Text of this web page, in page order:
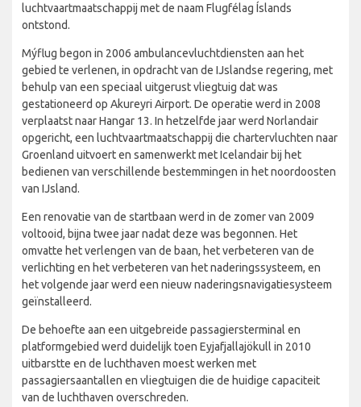
luchtvaartmaatschappij met de naam Flugfélag Íslands
ontstond.
Mýflug begon in 2006 ambulancevluchtdiensten aan het
gebied te verlenen, in opdracht van de IJslandse regering, met
behulp van een speciaal uitgerust vliegtuig dat was
gestationeerd op Akureyri Airport. De operatie werd in 2008
verplaatst naar Hangar 13. In hetzelfde jaar werd Norlandair
opgericht, een luchtvaartmaatschappij die chartervluchten naar
Groenland uitvoert en samenwerkt met Icelandair bij het
bedienen van verschillende bestemmingen in het noordoosten
van IJsland.
Een renovatie van de startbaan werd in de zomer van 2009
voltooid, bijna twee jaar nadat deze was begonnen. Het
omvatte het verlengen van de baan, het verbeteren van de
verlichting en het verbeteren van het naderingssysteem, en
het volgende jaar werd een nieuw naderingsnavigatiesysteem
geïnstalleerd.
De behoefte aan een uitgebreide passagiersterminal en
platformgebied werd duidelijk toen Eyjafjallajökull in 2010
uitbarstte en de luchthaven moest werken met
passagiersaantallen en vliegtuigen die de huidige capaciteit
van de luchthaven overschreden.